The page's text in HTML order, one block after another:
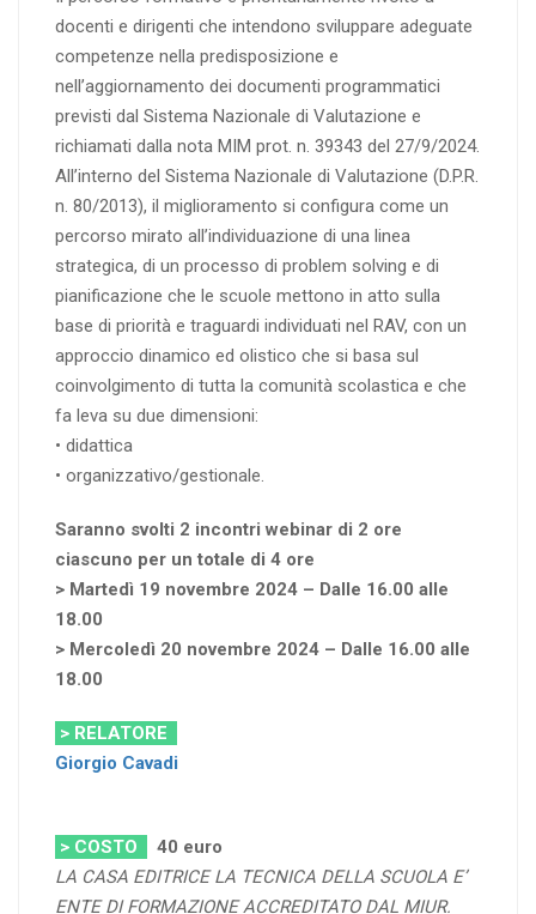
docenti e dirigenti che intendono sviluppare adeguate
competenze nella predisposizione e
nell’aggiornamento dei documenti programmatici
previsti dal Sistema Nazionale di Valutazione e
richiamati dalla nota MIM prot. n. 39343 del 27/9/2024.
All’interno del Sistema Nazionale di Valutazione (D.P.R.
n. 80/2013), il miglioramento si configura come un
percorso mirato all’individuazione di una linea
strategica, di un processo di problem solving e di
pianificazione che le scuole mettono in atto sulla
base di priorità e traguardi individuati nel RAV, con un
approccio dinamico ed olistico che si basa sul
coinvolgimento di tutta la comunità scolastica e che
fa leva su due dimensioni:
• didattica
• organizzativo/gestionale.
Saranno svolti 2 incontri webinar di 2 ore
ciascuno per un totale di 4 ore
> Martedì 19 novembre 2024 – Dalle 16.00 alle
18.00
> Mercoledì 20 novembre 2024 – Dalle 16.00 alle
18.00
> RELATORE
Giorgio Cavadi
> COSTO 40 euro
LA CASA EDITRICE LA TECNICA DELLA SCUOLA E’
ENTE DI FORMAZIONE ACCREDITATO DAL MIUR.